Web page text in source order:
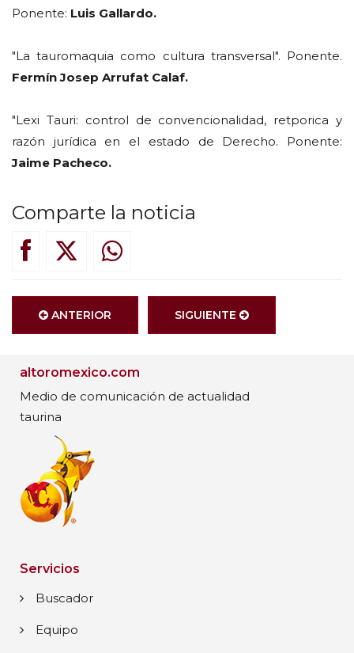
Ponente: Luis Gallardo.
"La tauromaquia como cultura transversal". Ponente.
Fermín Josep Arrufat Calaf.
"Lexi Tauri: control de convencionalidad, retporica y
razón jurídica en el estado de Derecho. Ponente:
Jaime Pacheco.
Comparte la noticia
ANTERIOR SIGUIENTE
altoromexico.com
Medio de comunicación de actualidad
taurina
Servicios
Buscador
Equipo